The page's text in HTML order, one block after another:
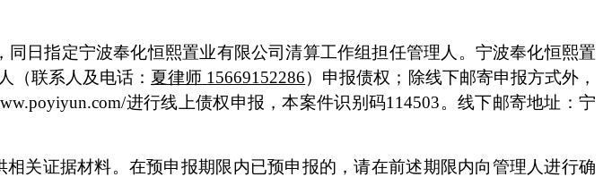
， 同日指定宁波奉化恒熙置业有限公司清算工作组担任管理人。 宁波奉化恒熙置
（联系人及电话： 夏律师 15669152286） 申报债权 ； 除线下邮寄申报方式外，
进行线上债权申报，本案件识别码114503。线下邮寄地址：宁
关证据材料。在预申报期限内已预申报的，请在前述期限内向管理人进行确